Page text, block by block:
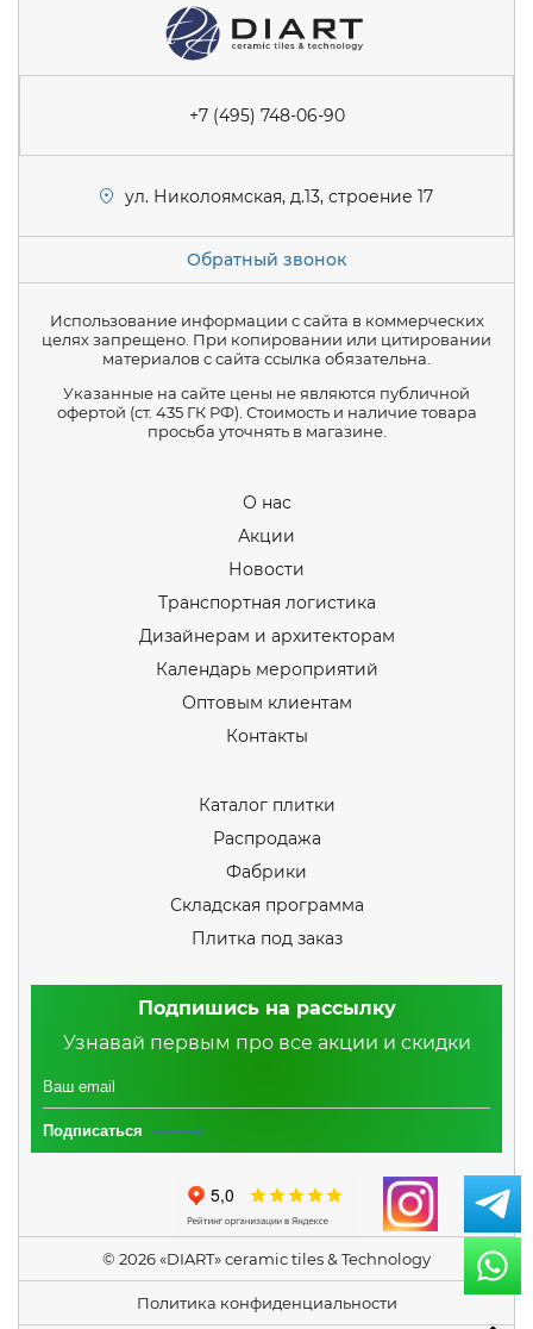
+7 (495) 748-06-90
ул. Николоямская, д.13, строение 17
Обратный звонок
Использование информации с сайта в коммерческих
целях запрещено. При копировании или цитировании
материалов с сайта ссылка обязательна.
Указанные на сайте цены не являются публичной
офертой (ст. 435 ГК РФ). Стоимость и наличие товара
просьба уточнять в магазине.
О нас
Акции
Новости
Транспортная логистика
Дизайнерам и архитекторам
Календарь мероприятий
Оптовым клиентам
Контакты
Каталог плитки
Распродажа
Фабрики
Складская программа
Плитка под заказ
Подпишись на рассылку
Узнавай первым про все акции и скидки
Подписаться
© 2026 «DIART» ceramic tiles & Technology
Политика конфиденциальности